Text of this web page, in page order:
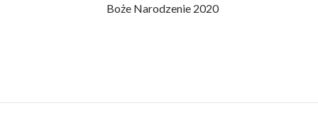
Boże Narodzenie 2020